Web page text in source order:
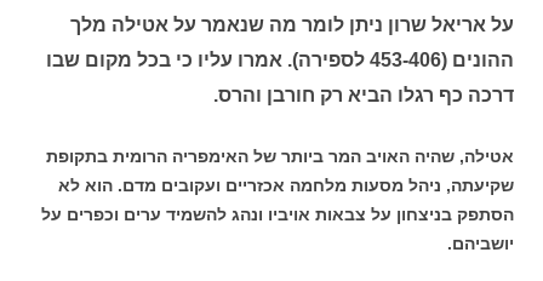
על אריאל שרון ניתן לומר מה שנאמר על אטילה מלך
ההונים (453-406 לספירה). אמרו עליו כי בכל מקום שבו
דרכה כף רגלו הביא רק חורבן והרס.
אטילה, שהיה האויב המר ביותר של האימפריה הרומית בתקופת
שקיעתה, ניהל מסעות מלחמה אכזריים ועקובים מדם. הוא לא
הסתפק בניצחון על צבאות אויביו ונהג להשמיד ערים וכפרים על
יושביהם.